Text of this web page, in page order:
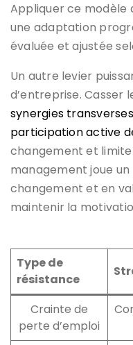
Appliquer ce modèle
une adaptation
évaluée et ajustée
Un autre levier
d’entreprise. Casser
synergies transverses
participation active
changement et limite
management joue
changement et en
maintenir la
Type de
résistance
Crainte de
perte d’emploi